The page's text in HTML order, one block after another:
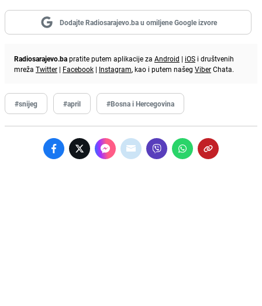
Dodajte Radiosarajevo.ba u omiljene Google izvore
Radiosarajevo.bapratite putem aplikacije za Android | iOS i društvenih
mreža Twitter | Facebook | Instagram, kao i putem našeg ViberChata.
#snijeg #april #Bosna i Hercegovina